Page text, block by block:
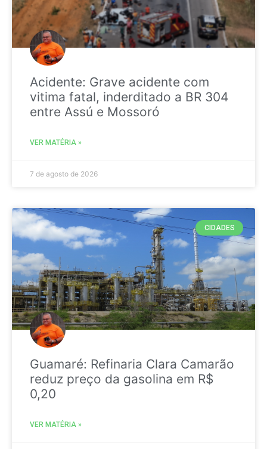
Acidente: Grave acidente com
vitima fatal, inderditado a BR 304
entre Assú e Mossoró
VER MATÉRIA »
7 de agosto de 2026
CIDADES
Guamaré: Refinaria Clara Camarão
reduz preço da gasolina em R$
0,20
VER MATÉRIA »